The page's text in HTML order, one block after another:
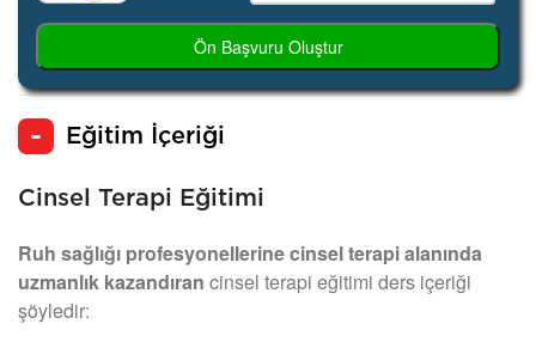
Ön Başvuru Oluştur
Eğitim İçeriği
Cinsel Terapi Eğitimi
Ruh sağlığı profesyonellerine cinsel terapi alanında
uzmanlık kazandıran cinsel terapi eğitimi ders içeriği
şöyledir: